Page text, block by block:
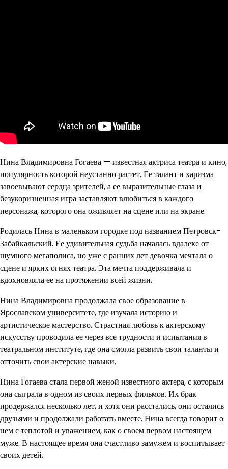
Нина Владимировна Гогаева — известная актриса театра и кино,
популярность которой неустанно растет. Ее талант и харизма
завоевывают сердца зрителей, а ее выразительные глаза и
безукоризненная игра заставляют влюбиться в каждого
персонажа, которого она оживляет на сцене или на экране.
Родилась Нина в маленьком городке под названием Петровск-
Забайкальский. Ее удивительная судьба началась вдалеке от
шумного мегаполиса, но уже с ранних лет девочка мечтала о
сцене и ярких огнях театра. Эта мечта поддерживала и
вдохновляла ее на протяжении всей жизни.
Нина Владимировна продолжала свое образование в
Ярославском университете, где изучала историю и
артистическое мастерство. Страстная любовь к актерскому
искусству проводила ее через все трудности и испытания в
театральном институте, где она смогла развить свои таланты и
отточить свои актерские навыки.
Нина Гогаева стала первой женой известного актера, с которым
она сыграла в одном из своих первых фильмов. Их брак
продержался несколько лет, и хотя они расстались, они остались
друзьями и продолжали работать вместе. Нина всегда говорит о
нем с теплотой и уважением, как о своем первом настоящем
муже. В настоящее время она счастливо замужем и воспитывает
своих детей.